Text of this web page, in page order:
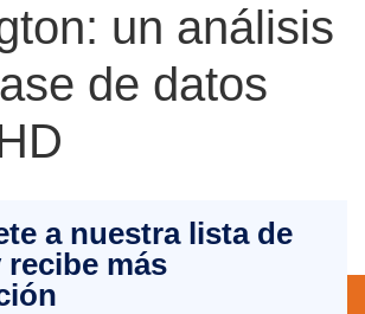
un análisis
de datos
a nuestra lista de
más